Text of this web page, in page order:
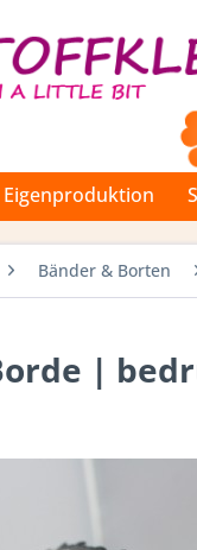
Eigenproduktion
Bänder & Borten
|